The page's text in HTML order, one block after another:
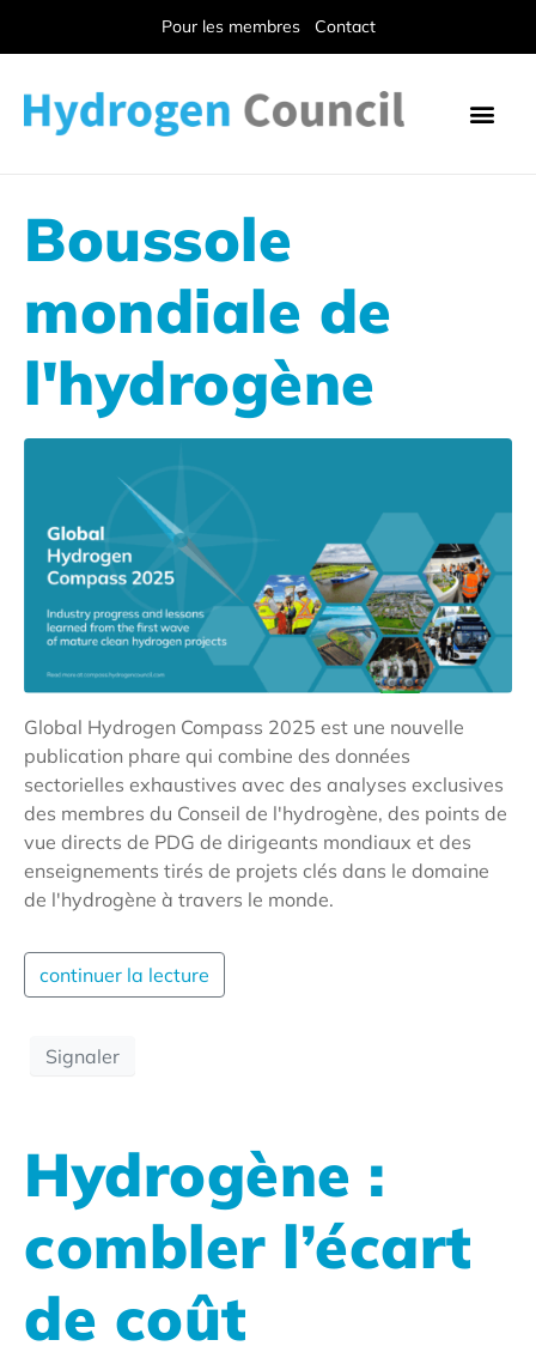
Pour les membres Contact
Boussole
mondiale de
l'hydrogène
Global Hydrogen Compass 2025 est une nouvelle
publication phare qui combine des données
sectorielles exhaustives avec des analyses exclusives
des membres du Conseil de l'hydrogène, des points de
vue directs de PDG de dirigeants mondiaux et des
enseignements tirés de projets clés dans le domaine
de l'hydrogène à travers le monde.
continuer la lecture
Signaler
Hydrogène :
combler l’écart
de coût